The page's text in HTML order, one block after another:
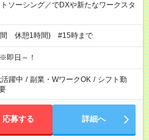
ソーシング／でDXや新たなワークスタ
間 休憩1時間) #15時まで
即日～！
躍中 / 副業・WワークOK / シフト勤
応募する 詳細へ